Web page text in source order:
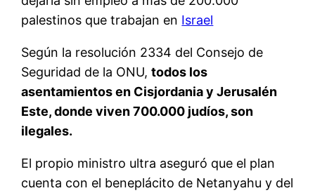
palestinos que trabajan en Israel
Según la resolución 2334 del Consejo de
Seguridad de la ONU,todos los
asentamientos en Cisjordania y Jerusalén
Este, donde viven 700.000 judíos, son
ilegales.
El propio ministro ultra aseguró que el plan
cuenta con el beneplácito de Netanyahu y del